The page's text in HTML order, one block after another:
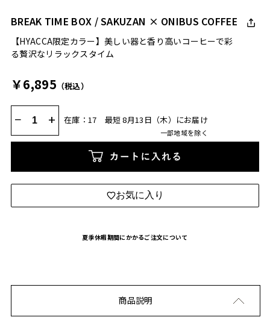
BREAK TIME BOX / SAKUZAN × ONIBUS COFFEE
【HYACCA限定カラー】美しい器と香り高いコーヒーで彩
る贅沢なリラックスタイム
￥6,895 （税込）
− + 在庫：17 最短 8月13日（木）にお届け
一部地域を除く
カートに入れる
お気に入り
夏季休暇期間にかかるご注文について
商品説明